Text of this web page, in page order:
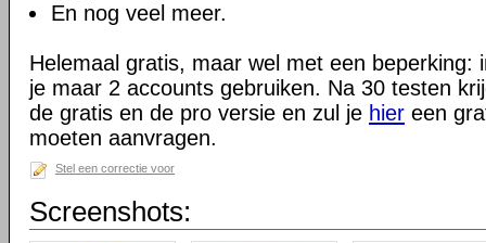
En nog veel meer.
Helemaal gratis, maar wel met een beperking:
je maar 2 accounts gebruiken. Na 30 testen
de gratis en de pro versie en zul je hier een
moeten aanvragen.
Stel een correctie voor
Screenshots: